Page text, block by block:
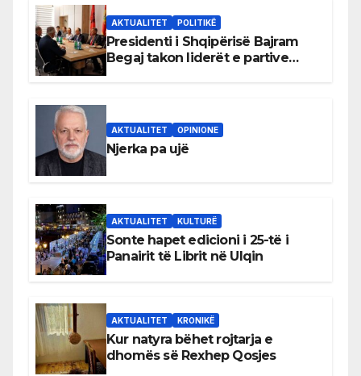
AKTUALITET POLITIKË
Presidenti i Shqipërisë Bajram
Begaj takon liderët e partive
AKTUALITET OPINIONE
Njerka pa ujë
AKTUALITET KULTURË
Sonte hapet edicioni i 25-të i
Panairit të Librit në Ulqin
AKTUALITET KRONIKË
Kur natyra bëhet rojtarja e
dhomës së Rexhep Qosjes